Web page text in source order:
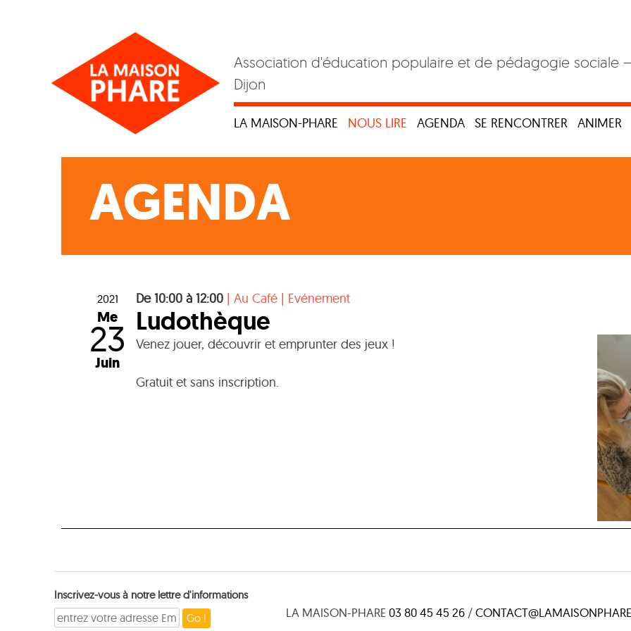
Association d'éducation populaire et de pédagogie sociale
Dijon
LA MAISON-PHARE NOUS LIRE AGENDA SE RENCONTRER ANIMER
AGENDA
2021
Me
23
Juin
De 10:00 à 12:00 | Au Café | Evénement
Ludothèque
Venez jouer, découvrir et emprunter des jeux !
Gratuit et sans inscription.
Inscrivez-vous à notre lettre d'informations
LA MAISON-PHARE03 80 45 45 26 /